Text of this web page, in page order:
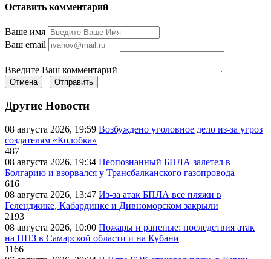
Оставить комментарий
Ваше имя
Ваш email
Введите Ваш комментарий
Отмена Отправить
Другие Новости
08 августа 2026, 19:59 Возбуждено уголовное дело из-за угроз
создателям «Колобка»
487
08 августа 2026, 19:34 Неопознанный БПЛА залетел в
Болгарию и взорвался у Трансбалканского газопровода
616
08 августа 2026, 13:47 Из-за атак БПЛА все пляжи в
Геленджике, Кабардинке и Дивноморском закрыли
2193
08 августа 2026, 10:00 Пожары и раненые: последствия атак
на НПЗ в Самарской области и на Кубани
1166